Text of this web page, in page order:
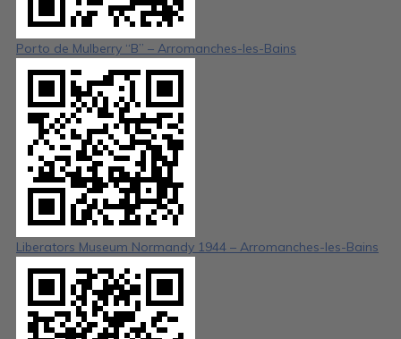
Porto de Mulberry “B” – Arromanches-les-Bains
Liberators Museum Normandy 1944 – Arromanches-les-Bains